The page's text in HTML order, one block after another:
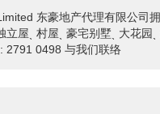
东豪地产代理有限公司
屋ˎ 村屋ˎ 豪宅别墅ˎ 大花园
2791 0498 与我们联络